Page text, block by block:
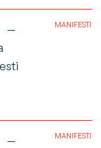
MANIFESTI
MANIFESTI